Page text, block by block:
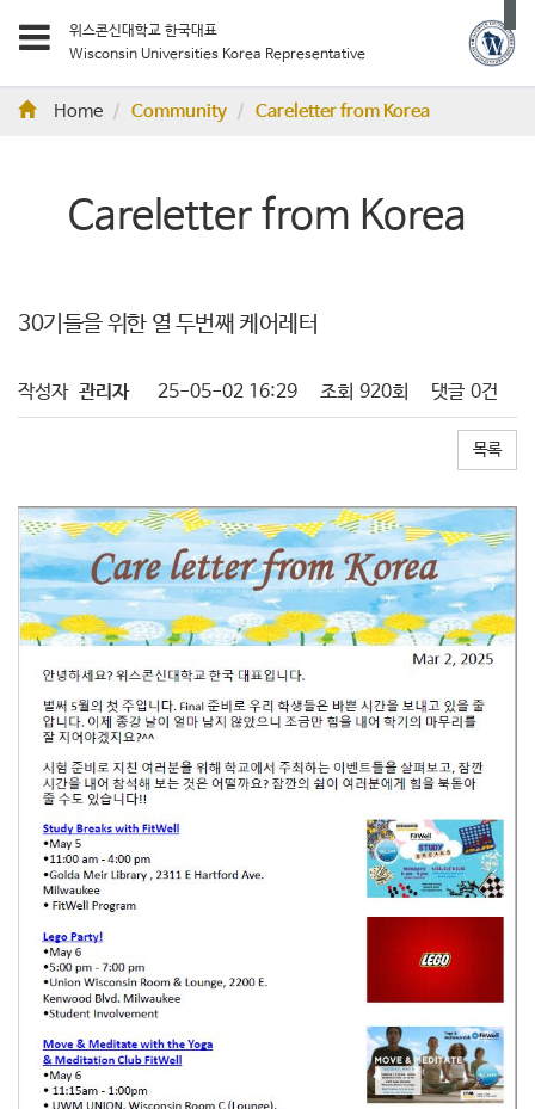
위스콘신대학교 한국대표
Wisconsin Universities Korea Representative
Home Community Careletter from Korea
Careletter from Korea
30기들을 위한 열 두번째 케어레터
작성자 관리자 25-05-02 16:29 조회 920회 댓글 0건
목록